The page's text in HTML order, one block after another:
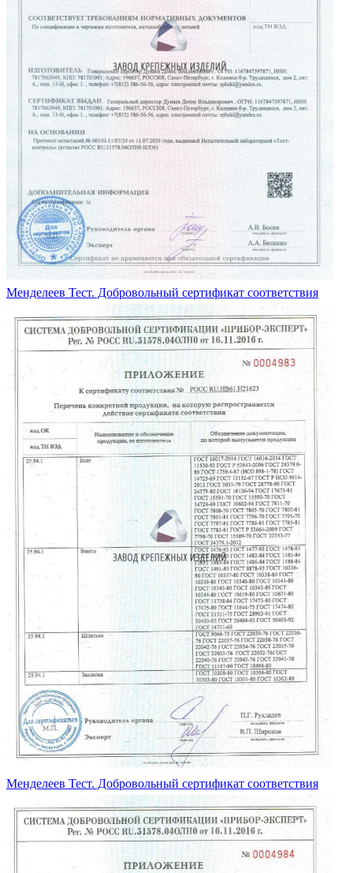
Менделеев Тест. Добровольный сертификат соответствия
Менделеев Тест. Добровольный сертификат соответствия